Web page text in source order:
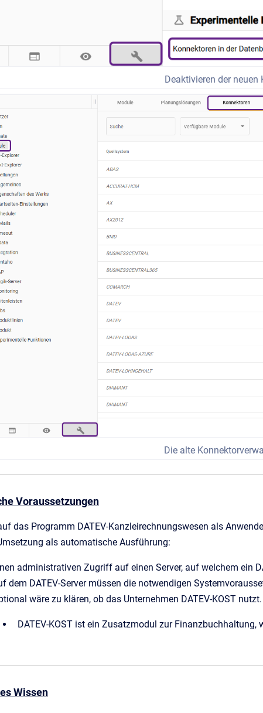
Deaktivieren der
Die alte
Voraussetzungen
das Programm DATEV-Kanzleirechnungswesen als
als automatische Ausführung:
administrativen Zugriff auf einen Server, auf welchem ein
dem DATEV-Server müssen die notwendigen
wäre zu klären, ob das Unternehmen DATEV-KOST nutzt.
DATEV-KOST ist ein Zusatzmodul zur
Wissen